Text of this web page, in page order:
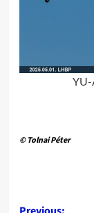
YU-
© Tolnai Péter